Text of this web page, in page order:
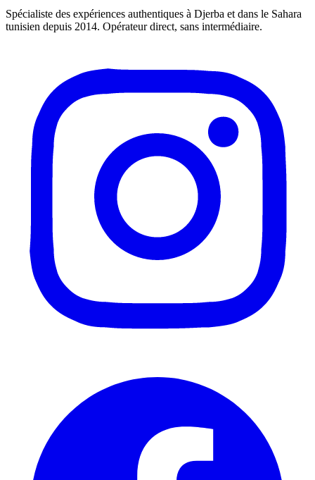
Spécialiste des expériences authentiques à Djerba et dans le Sahara
tunisien depuis 2014. Opérateur direct, sans intermédiaire.